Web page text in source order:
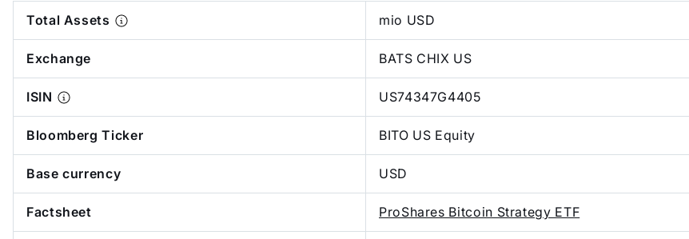
Total Assets mio USD
Exchange BATS CHIX US
ISIN US74347G4405
Bloomberg Ticker BITO US Equity
Base currency USD
Factsheet ProShares Bitcoin Strategy ETF